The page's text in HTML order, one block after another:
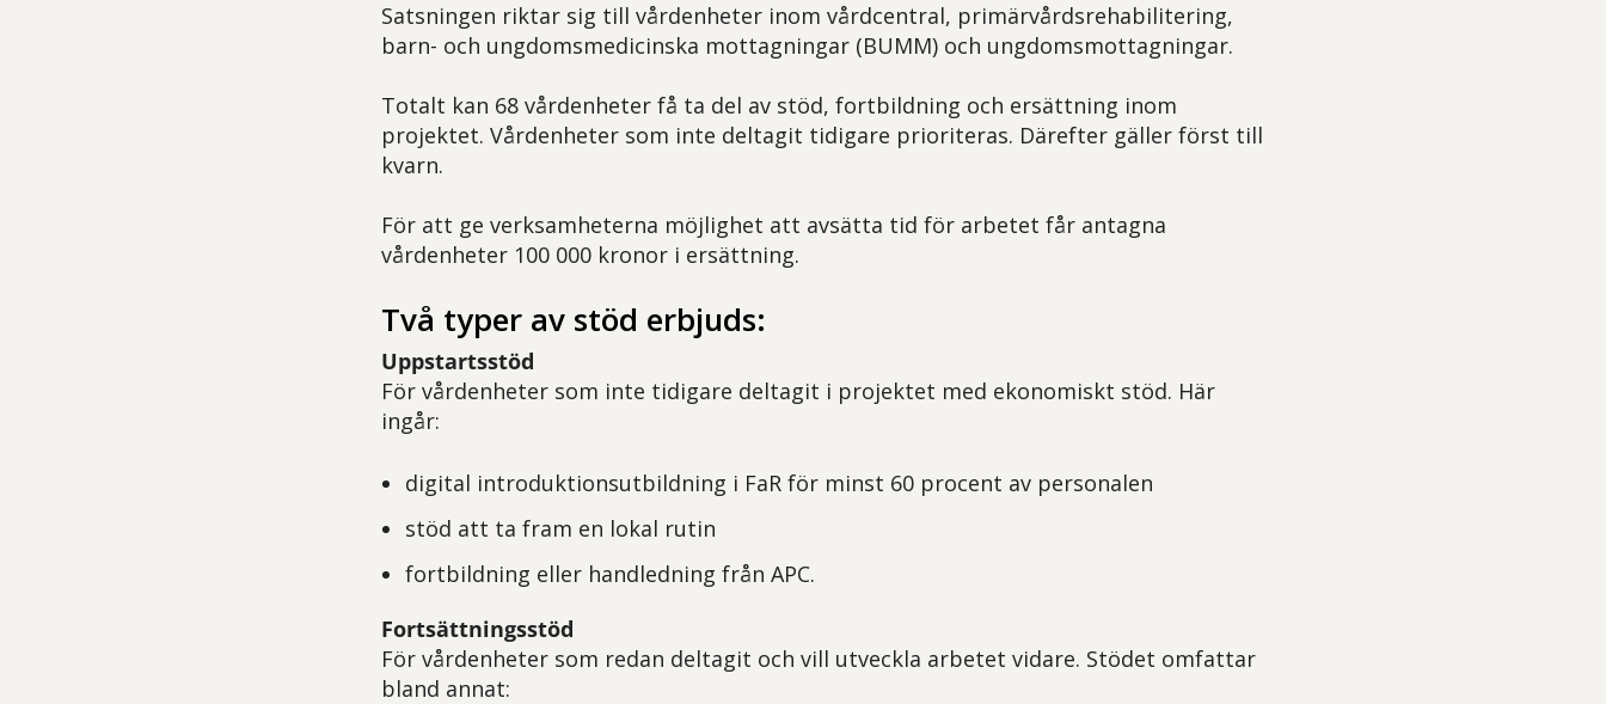
Satsningen riktar sig till vårdenheter inom vårdcentral, primärvårdsrehabilitering,
barn- och ungdomsmedicinska mottagningar (BUMM) och ungdomsmottagningar.
Totalt kan 68 vårdenheter få ta del av stöd, fortbildning och ersättning inom
projektet. Vårdenheter som inte deltagit tidigare prioriteras. Därefter gäller först till
kvarn.
För att ge verksamheterna möjlighet att avsätta tid för arbetet får antagna
vårdenheter 100 000 kronor i ersättning.
Två typer av stöd erbjuds:
Uppstartsstöd
För vårdenheter som inte tidigare deltagit i projektet med ekonomiskt stöd. Här
ingår:
digital introduktionsutbildning i FaR för minst 60 procent av personalen
stöd att ta fram en lokal rutin
fortbildning eller handledning från APC.
Fortsättningsstöd
För vårdenheter som redan deltagit och vill utveckla arbetet vidare. Stödet omfattar
bland annat: